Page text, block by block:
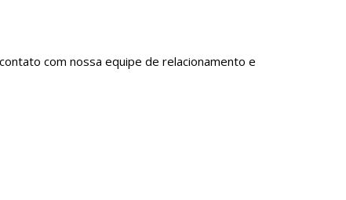
com nossa equipe de relacionamento e